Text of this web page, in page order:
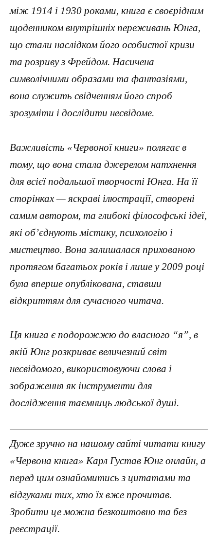
між 1914 і 1930 роками, книга є своєрідним
щоденником внутрішніх переживань Юнга,
що стали наслідком його особистої кризи
та розриву з Фрейдом. Насичена
символічними образами та фантазіями,
вона служить свідченням його спроб
зрозуміти і дослідити несвідоме.
Важливість «Червоної книги» полягає в
тому, що вона стала джерелом натхнення
для всієї подальшої творчості Юнга. На її
сторінках — яскраві ілюстрації, створені
самим автором, та глибокі філософські ідеї,
які об’єднують містику, психологію і
мистецтво. Вона залишалася прихованою
протягом багатьох років і лише у 2009 році
була вперше опублікована, ставши
відкриттям для сучасного читача.
Ця книга є подорожжю до власного “я”, в
якій Юнг розкриває величезний світ
несвідомого, використовуючи слова і
зображення як інструменти для
дослідження таємниць людської душі.
Дуже зручно на нашому сайті читати книгу
«Червона книга» Карл Густав Юнг онлайн, а
перед цим ознайомитись з цитатами та
відгуками тих, хто їх вже прочитав.
Зробити це можна безкоштовно та без
реєстрації.